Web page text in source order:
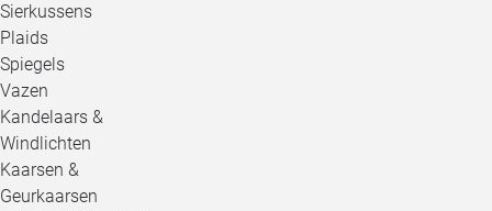
Sierkussens
Plaids
Spiegels
Vazen
Kandelaars &
Windlichten
Kaarsen &
Geurkaarsen